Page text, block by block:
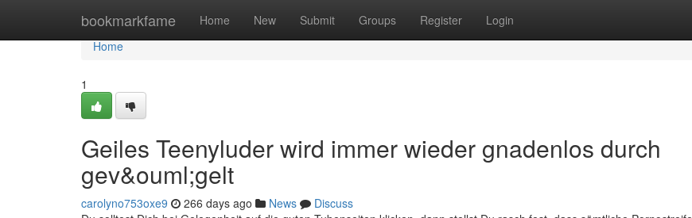
bookmarkfame Home New Submit Groups Register Login
Home
Home
1
Geiles Teenyluder wird immer wieder gnadenlos durch
gev&ouml;gelt
carolyno753oxe9 266 days ago News
Discuss